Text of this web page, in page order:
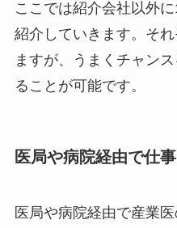
ここでは紹介会社以外
紹介していきます。そ
ますが、うまくチャン
ることが可能です。
医局や病院経由で仕
医局や病院経由で産業